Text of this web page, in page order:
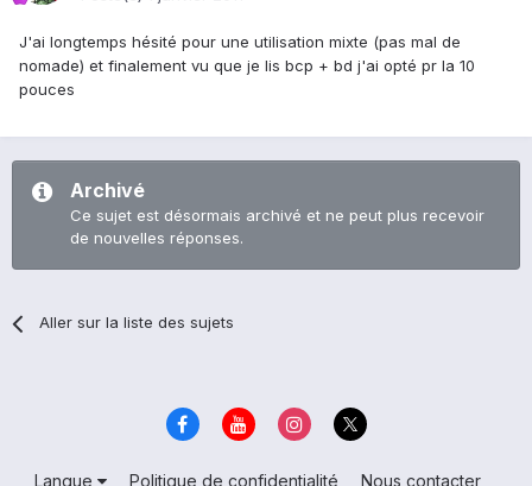
J'ai longtemps hésité pour une utilisation mixte (pas mal de
nomade) et finalement vu que je lis bcp + bd j'ai opté pr la 10
pouces
Archivé
Ce sujet est désormais archivé et ne peut plus recevoir
de nouvelles réponses.
Aller sur la liste des sujets
Langue Politique de confidentialité Nous contacter